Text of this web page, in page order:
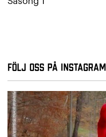
Följ oss på Instagram